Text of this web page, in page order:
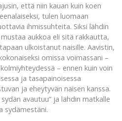
että niin kauan kuin koen
tulen luomaan
ihmissuhteita. Siksi lähdin
aukkoa eli sitä rakkautta,
ulkoistanut naisille. Aavistin,
omissa voimassani –
– ennen kuin voin
ja tasapainoisessa
ja eheytyvän naisen kanssa.
avautuu” ja lähdin matkalle
sydämestäni.